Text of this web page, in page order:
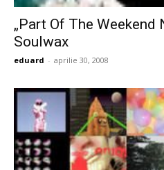
„Part Of The Weekend
Soulwax
eduard - aprilie 30, 2008